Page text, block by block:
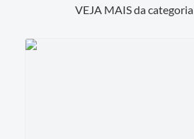
VEJA MAIS da categoria